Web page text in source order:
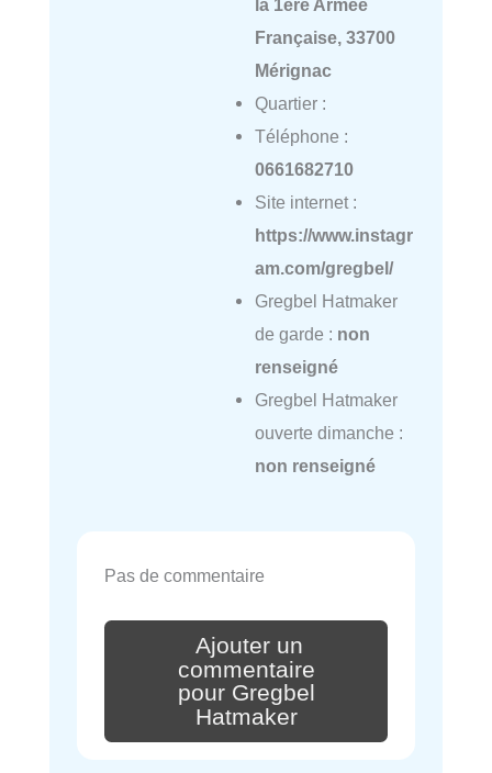
la 1ère Armée
Française, 33700
Mérignac
Quartier :
Téléphone :
0661682710
Site internet :
https://www.instagr
am.com/gregbel/
Gregbel Hatmaker
de garde : non
renseigné
Gregbel Hatmaker
ouverte dimanche :
non renseigné
Pas de commentaire
Ajouter un
commentaire
pour Gregbel
Hatmaker